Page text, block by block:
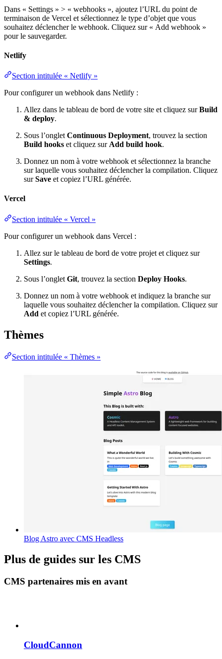
Dans « Settings » > « webhooks », ajoutez l’URL du point de
terminaison de Vercel et sélectionnez le type d’objet que vous
souhaitez déclencher le webhook. Cliquez sur « Add webhook »
pour le sauvegarder.
Netlify
Section intitulée « Netlify »
Pour configurer un webhook dans Netlify :
Allez dans le tableau de bord de votre site et cliquez surBuild
& deploy.
Sous l’onglet Continuous Deployment, trouvez la section
Build hooks et cliquez sur Add build hook.
Donnez un nom à votre webhook et sélectionnez la branche
sur laquelle vous souhaitez déclencher la compilation. Cliquez
surSave et copiez l’URL générée.
Vercel
Section intitulée « Vercel »
Pour configurer un webhook dans Vercel :
Allez sur le tableau de bord de votre projet et cliquez sur
Settings.
Sous l’onglet Git, trouvez la section Deploy Hooks.
Donnez un nom à votre webhook et indiquez la branche sur
laquelle vous souhaitez déclencher la compilation. Cliquez sur
Add et copiez l’URL générée.
Thèmes
Section intitulée « Thèmes »
Blog Astro avec CMS Headless
Plus de guides sur les CMS
CMS partenaires mis en avant
CloudCannon